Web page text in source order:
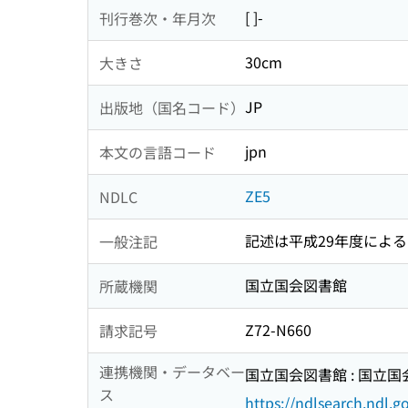
刊行巻次・年月次 [ ]-
大きさ 30cm
出版地（国名コード） JP
本文の言語コード jpn
NDLC ZE5
一般注記 記述は平成29年度による
所蔵機関 国立国会図書館
請求記号
Z72-N660
連携機関・データベー
ス
国立国会図書館 : 国立国
https://